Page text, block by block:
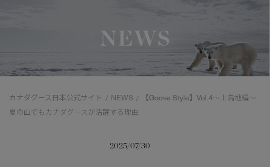
ディスカバー
新着アイテム
サマー 26 コレクション
新着アイテム
サマー 26 コレクション
ベビー（0‐24ヵ月)
コレクション
CANADA GOOSE Generationsは、アウター
品の価値を受け継いでいきます。
NEWS
カナダグース日本公式サイト / NEWS /
【Goose Style】Vol.4～上高地編～
夏の山でもカナダグースが活躍する理由
2025/07/30